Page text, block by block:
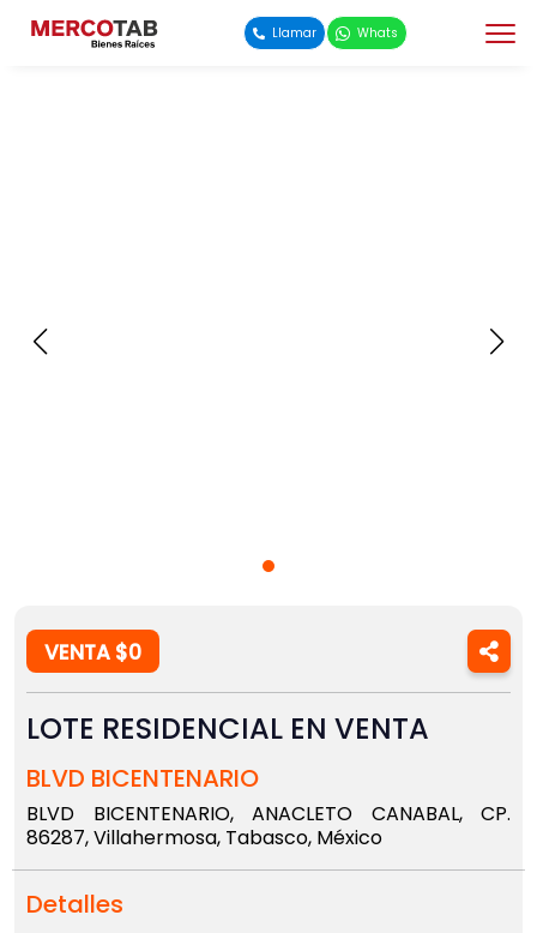
Llamar Whats
VENTA $0
LOTE RESIDENCIAL EN VENTA
BLVD BICENTENARIO
BLVD BICENTENARIO, ANACLETO CANABAL, CP.
86287, Villahermosa, Tabasco, México
Detalles